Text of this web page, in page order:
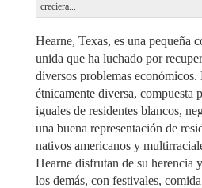
creciera...
Hearne, Texas, es una pequeña
unida que ha luchado por
diversos problemas económicos.
étnicamente diversa, compuesta
iguales de residentes blancos,
una buena representación de
nativos americanos y
Hearne disfrutan de su herencia
los demás, con festivales,